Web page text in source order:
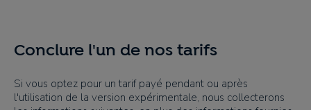
Conclure l'un de nos tarifs
Si vous optez pour un tarif payé pendant ou après
l'utilisation de la version expérimentale, nous collecterons